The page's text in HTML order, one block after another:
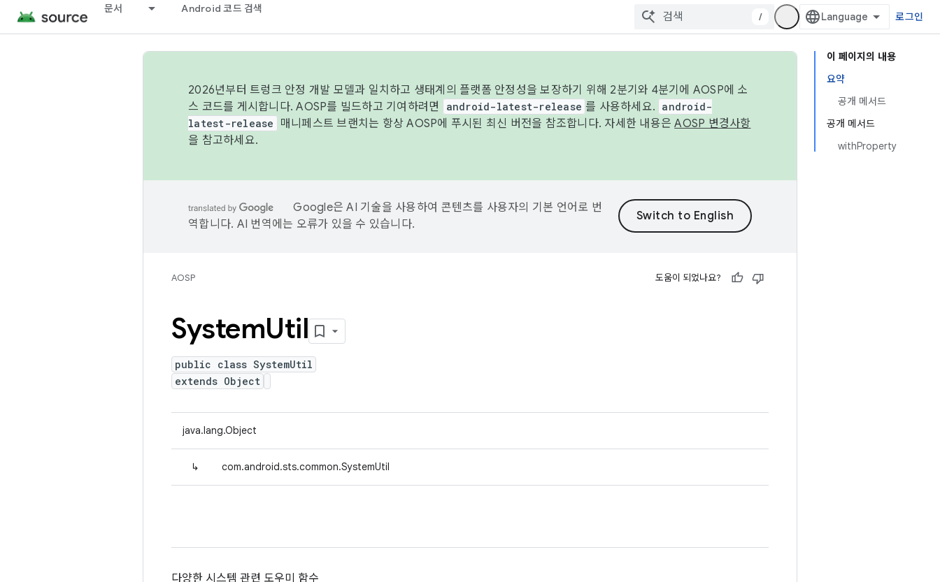
문서 Android 코드 검색
/ 로그인
이 페이지의 내용
요약
공개 메서드
공개 메서드
withProperty
2026년부터 트렁크 안정 개발 모델과 일치하고 생태계의 플랫폼 안정성을 보장하기 위해 2분기와 4분기에 AOSP에 소
스 코드를 게시합니다. AOSP를 빌드하고 기여하려면
android-latest-release 를 사용하세요. android-
latest-release
매니페스트 브랜치는 항상 AOSP에 푸시된 최신 버전을 참조합니다. 자세한 내용은AOSP 변경사항
을 참고하세요.
Google은 AI 기술을 사용하여 콘텐츠를 사용자의 기본 언어로 번
역합니다. AI 번역에는 오류가 있을 수 있습니다.
AOSP 도움이 되었나요?
SystemUtil
public class SystemUtil
extends Object
java.lang.Object
↳ com.android.sts.common.SystemUtil
다양한 시스템 관련 도우미 함수